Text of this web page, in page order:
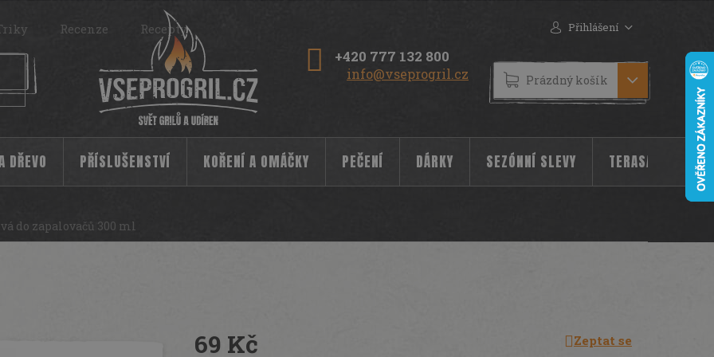
+420 777 132 800
info@vseprogril.cz
Recenze Recepty Přihlášení
NÁKUPNÍ
KOŠÍK
Prázdný košík
DŘEVO PŘÍSLUŠENSTVÍ KOŘENÍ A OMÁČKY PEČENÍ DÁRKY SEZÓNNÍ SLEVY TERASA
do zapalovačů 300 ml
69 Kč Zeptat se